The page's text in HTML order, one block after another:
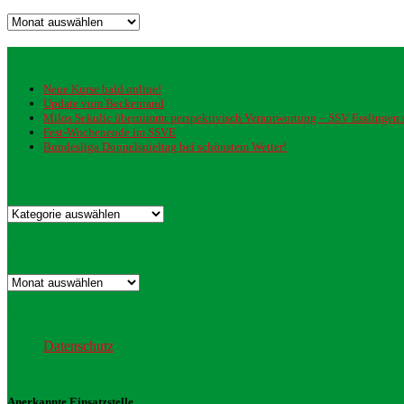
Archiv
Neue Kurse bald online!
Update vom Beckenrand
Milos Sekulic übernimmt perspektivisch Verantwortung – SSV
Fest-Wochenende im SSVE
Bundesliga Doppelspieltag bei schönstem Wetter!
Kategorien
Archiv
Datenschutz